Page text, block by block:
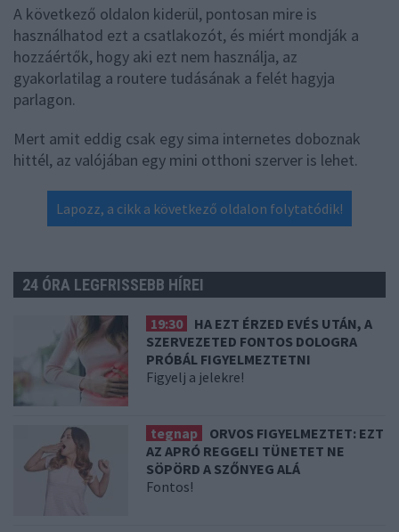
A következő oldalon kiderül, pontosan mire is
használhatod ezt a csatlakozót, és miért mondják a
hozzáértők, hogy aki ezt nem használja, az
gyakorlatilag a routere tudásának a felét hagyja
parlagon.
Mert amit eddig csak egy sima internetes doboznak
hittél, az valójában egy mini otthoni szerver is lehet.
Lapozz, a cikk a következő oldalon folytatódik!
24 ÓRA LEGFRISSEBB HÍREI
19:30
HA EZT ÉRZED EVÉS UTÁN, A
SZERVEZETED FONTOS DOLOGRA
PRÓBÁL FIGYELMEZTETNI
Figyelj a jelekre!
tegnap
ORVOS FIGYELMEZTET: EZT
AZ APRÓ REGGELI TÜNETET NE
SÖPÖRD A SZŐNYEG ALÁ
Fontos!